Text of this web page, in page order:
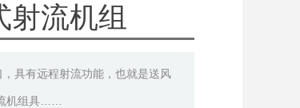
流机组
具有远程射流功能，也就是送风
机组具……